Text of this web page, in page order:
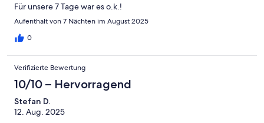
Für unsere 7 Tage war es o.k.!
Aufenthalt von 7 Nächten im August 2025
0
Verifizierte Bewertung
10/10 – Hervorragend
Stefan D.
12. Aug. 2025